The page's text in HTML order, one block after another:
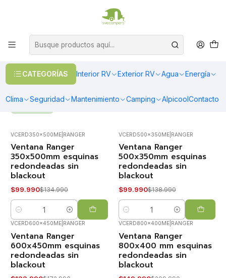
CATEGORÍAS Interior RV Exterior RV Agua Energía
Clima Seguridad Mantenimiento Camping AlpicoolContacto
OFERTAS EN CALEFACCIÓN DIESEL
Ventanas y aberturas
Ventanas termopanel que aseguran excelente aisalción y confort
-26%
OFF
VCERD350x500ME RANGER
Ventana Ranger
350x500mm esquinas
redondeadas sin
blackout
$99.990$134.990
Cantidad
-28%
OFF
VCERD500x350ME| RANGER
Ventana Ranger
500x350mm esquinas
redondeadas sin
blackout
$99.990$138.990
Cantidad
-29%
OFF
VCERD600x450ME RANGER
Ventana Ranger
600x450mm esquinas
redondeadas sin
blackout
-29%
OFF
VCERD800x400ME| RANGER
Ventana Ranger
800x400 mm esquinas
redondeadas sin
blackout